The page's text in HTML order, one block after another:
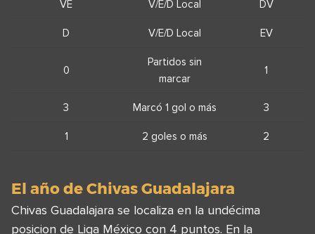
VE V/E/D Local DV
D V/E/D Local EV
0
Partidos sin
marcar
1
3 Marcó 1 gol o más 3
1 2 goles o más 2
El año de Chivas Guadalajara
Chivas Guadalajara se localiza en la undécima
posicion de Liga México con 4 puntos. En la